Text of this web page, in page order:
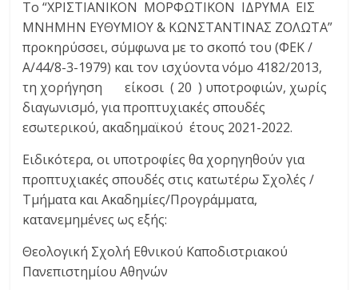
Το “ΧΡΙΣΤΙΑΝΙΚΟΝ ΜΟΡΦΩΤΙΚΟΝ ΙΔΡΥΜΑ ΕΙΣ
ΜΝΗΜΗΝ ΕΥΘΥΜΙΟΥ & ΚΩΝΣΤΑΝΤΙΝΑΣ ΖΟΛΩΤΑ”
προκηρύσσει, σύμφωνα με το σκοπό του (ΦΕΚ /
Α/44/8-3-1979) και τον ισχύοντα νόμο 4182/2013,
τη χορήγηση είκοσι ( 20 ) υποτροφιών, χωρίς
διαγωνισμό, για προπτυχιακές σπουδές
εσωτερικού, ακαδημαϊκού έτους 2021-2022.
Ειδικότερα, οι υποτροφίες θα χορηγηθούν για
προπτυχιακές σπουδές στις κατωτέρω Σχολές /
Τμήματα και Ακαδημίες/Προγράμματα,
κατανεμημένες ως εξής:
Θεολογική Σχολή Εθνικού Καποδιστριακού
Πανεπιστημίου Αθηνών